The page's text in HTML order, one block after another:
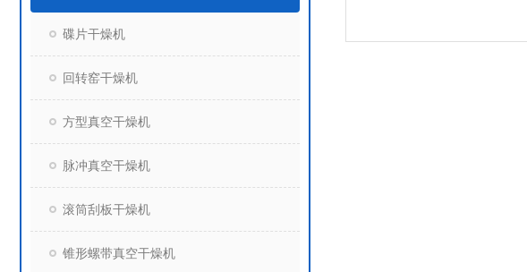
碟片干燥机
回转窑干燥机
方型真空干燥机
脉冲真空干燥机
滚筒刮板干燥机
锥形螺带真空干燥机